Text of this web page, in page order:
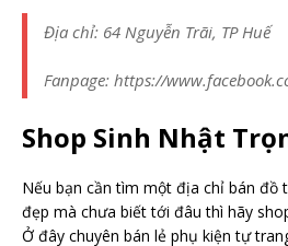
Địa chỉ: 64 Nguyễn Trãi, TP Huế
Fanpage: https://
Shop Sinh Nhật
Nếu bạn cần tìm một địa chỉ bán đồ
đẹp mà chưa biết tới đâu thì hãy
Ở đây chuyên bán lẻ phụ kiện tự